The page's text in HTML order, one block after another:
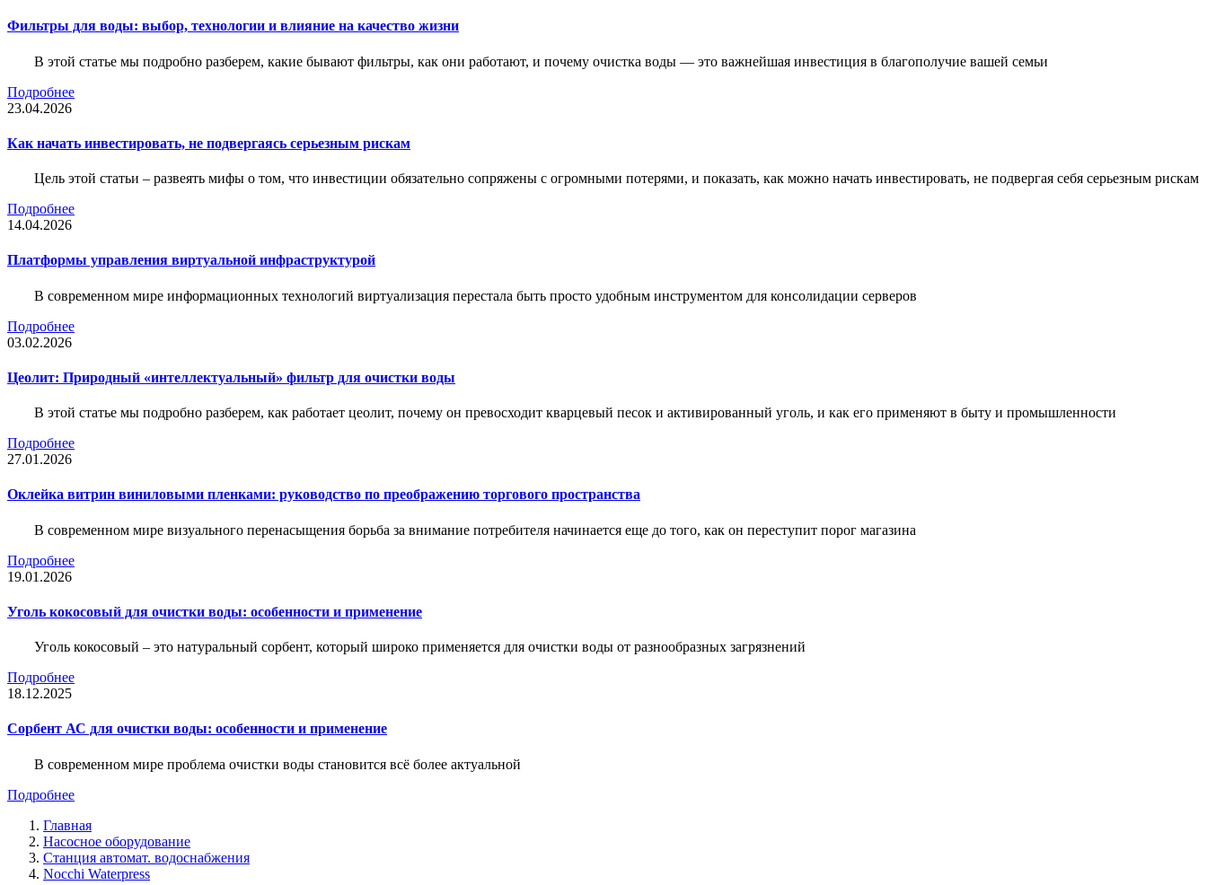
Фильтры для воды: выбор, технологии и влияние на качество жизни
В этой статье мы подробно разберем, какие бывают фильтры, как они работают, и почему очистка воды — это важнейшая инвестиция в благополучие вашей семьи
Подробнее
23.04.2026
Как начать инвестировать, не подвергаясь серьезным рискам
Цель этой статьи – развеять мифы о том, что инвестиции обязательно сопряжены с огромными потерями, и показать, как можно начать инвестировать, не подвергая себя серьезным рискам
Подробнее
14.04.2026
Платформы управления виртуальной инфраструктурой
В современном мире информационных технологий виртуализация перестала быть просто удобным инструментом для консолидации серверов
Подробнее
03.02.2026
Цеолит: Природный «интеллектуальный» фильтр для очистки воды
В этой статье мы подробно разберем, как работает цеолит, почему он превосходит кварцевый песок и активированный уголь, и как его применяют в быту и промышленности
Подробнее
27.01.2026
Оклейка витрин виниловыми пленками: руководство по преображению торгового пространства
В современном мире визуального перенасыщения борьба за внимание потребителя начинается еще до того, как он переступит порог магазина
Подробнее
19.01.2026
Уголь кокосовый для очистки воды: особенности и применение
Уголь кокосовый – это натуральный сорбент, который широко применяется для очистки воды от разнообразных загрязнений
Подробнее
18.12.2025
Сорбент АС для очистки воды: особенности и применение
В современном мире проблема очистки воды становится всё более актуальной
Подробнее
Главная
Насосное оборудование
Станция автомат. водоснабжения
Nocchi Waterpress